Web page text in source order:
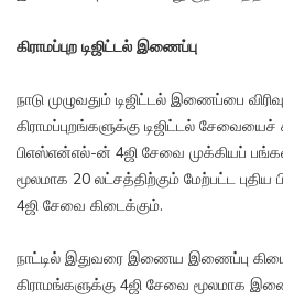
கிராமப்புற டிஜிட்டல் இணைப்பு
நாடு முழுவதும் டிஜிட்டல் இணைப்பை
கிராமப்புறங்களுக்கு டிஜிட்டல் சேவையைச்
பிஎஸ்என்எல்-ன் 4ஜி சேவை முக்கியப்
மூலமாக 20 லட்சத்திற்கும் மேற்பட்ட
4ஜி சேவை கிடைக்கும்.
நாட்டில் இதுவரை இணைய இணைப்பு
கிராமங்களுக்கு 4ஜி சேவை மூலமாக